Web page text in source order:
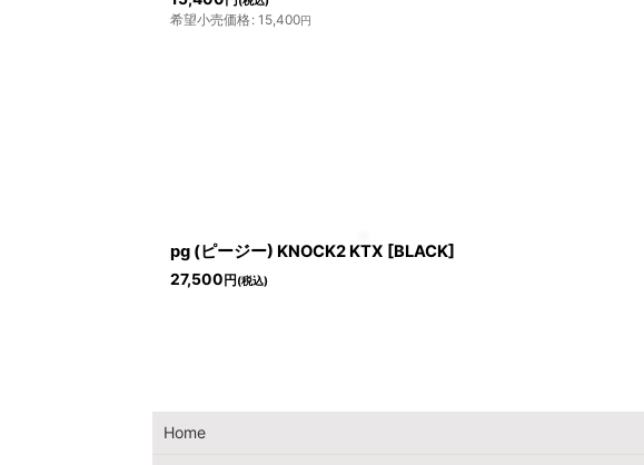
希望小売価格: 15,400円
pg (ピージー) KNOCK2 KTX [BLACK]
27,500円(税込)
Home